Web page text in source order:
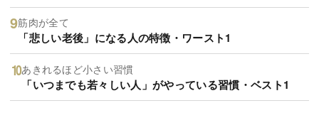
筋肉が全て
「悲しい老後」になる人の特徴・ワースト1
あきれるほど小さい習慣
「いつまでも若々しい人」がやっている習慣・ベスト1